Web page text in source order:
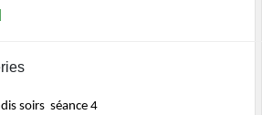
soirs séance 4